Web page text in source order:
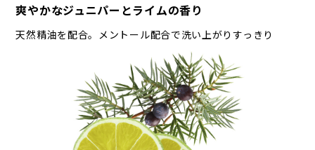
爽やかなジュニパーとライムの香り
天然精油を配合。メントール配合で洗い上がりすっきり